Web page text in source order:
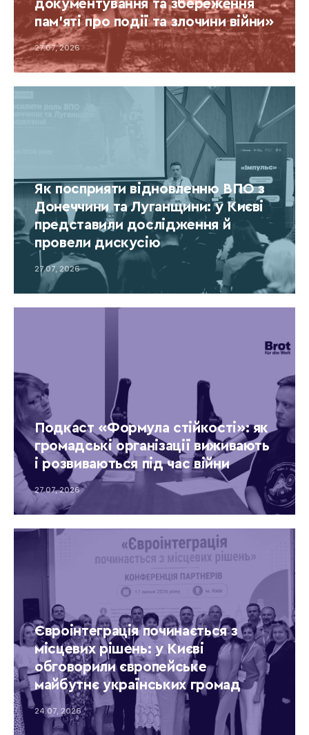
документування та збереження
пам’яті про події та злочини війни»
27.07, 2026
Як посприяти відновленню ВПО з
Донеччини та Луганщини: у Києві
представили дослідження й
провели дискусію
27.07, 2026
Подкаст «Формула стійкості»: як
громадські організації виживають
і розвиваються під час війни
27.07, 2026
Євроінтеграція починається з
місцевих рішень: у Києві
обговорили європейське
майбутнє українських громад
24.07, 2026